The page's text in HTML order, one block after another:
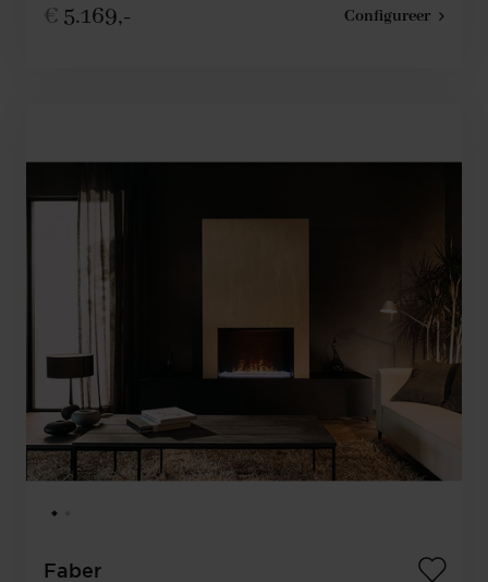
€ 5.169,- Configureer
Faber